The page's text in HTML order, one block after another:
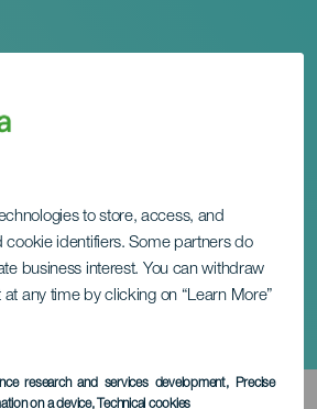
to store, access, and
cookie identifiers. Some partners do
business interest. You can withdraw
any time by clicking on “Learn More”
research and services development, Precise
on a device, Technical cookies